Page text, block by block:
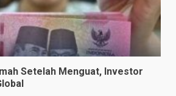
Setelah Menguat, Investor